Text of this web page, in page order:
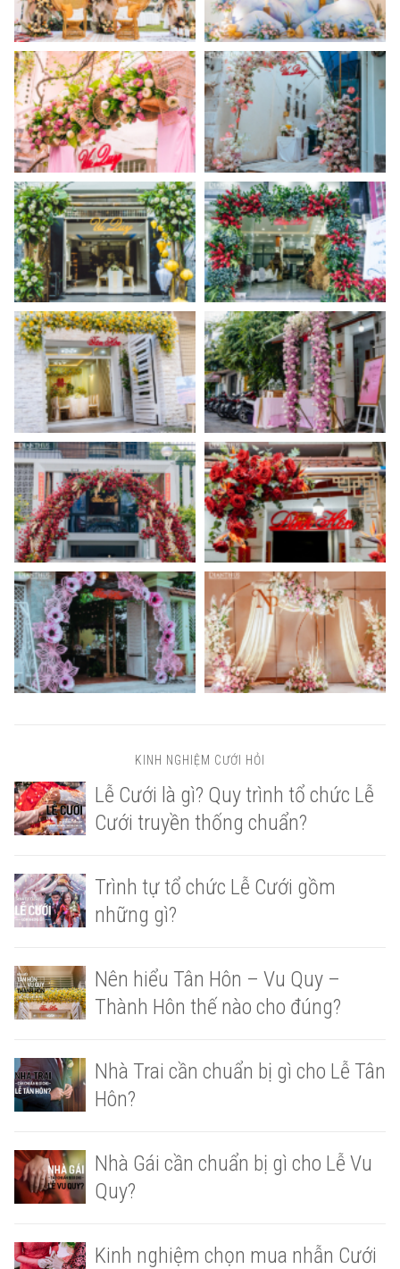
KINH NGHIỆM CƯỚI HỎI
Lễ Cưới là gì? Quy trình tổ chức Lễ
Cưới truyền thống chuẩn?
Trình tự tổ chức Lễ Cưới gồm
những gì?
Nên hiểu Tân Hôn – Vu Quy –
Thành Hôn thế nào cho đúng?
Nhà Trai cần chuẩn bị gì cho Lễ Tân
Hôn?
Nhà Gái cần chuẩn bị gì cho Lễ Vu
Quy?
Kinh nghiệm chọn mua nhẫn Cưới